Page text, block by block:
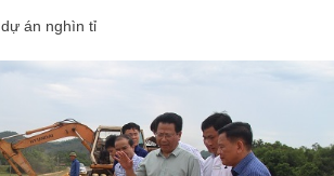
dự án nghìn tỉ